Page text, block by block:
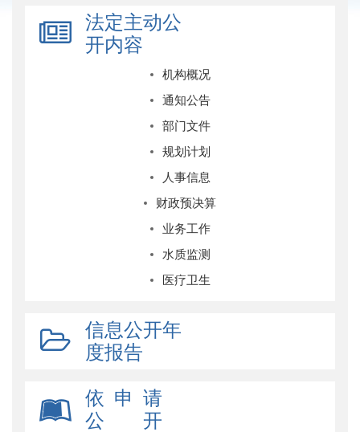
法定主动公
开内容
机构概况
通知公告
部门文件
规划计划
人事信息
财政预决算
业务工作
水质监测
医疗卫生
信息公开年
度报告
依 申 请
公 开